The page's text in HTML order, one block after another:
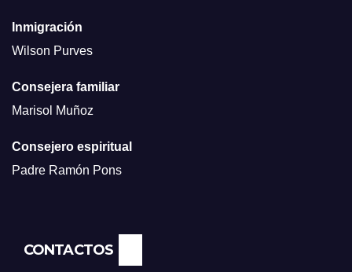
Inmigración
Wilson Purves
Consejera familiar
Marisol Muñoz
Consejero espiritual
Padre Ramón Pons
CONTACTOS